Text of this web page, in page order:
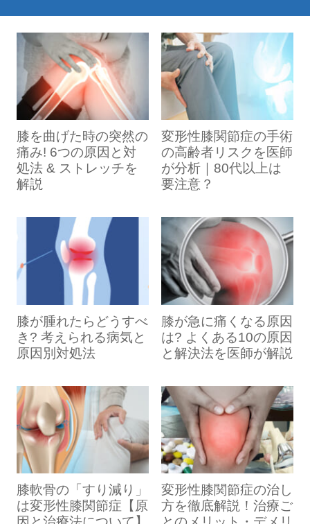
私たちの身体は、受精卵というたった一つ
の細胞を起源にします。
この受精卵が細胞分裂を繰り返すことで、
さまざまな臓器や組織が形作られていくわ
けですが、このプロセスを「分化」と言い
ます。
人の細胞）を体細胞と言います。
一方、幹細胞は、複数の組織や臓器になる
可能性を秘めた未分化な細胞（いわば細胞
の赤ちゃん）です。
現在の再生医療で行われているのは、この
幹細胞や体細胞を治療箇所に移植する「細
再生や傷病の根本原因の解消を促します。
再生医療では、細胞から細胞への働きかけ
が、治療を促進させるということなので
す。
MRIひざ即日診断はこちら
症例数が少ないので、現時点で予測できて
いないリスクがある可能性は否定できませ
ん。
こうした点を注視しながら、長期的な安全
性についても確認していきたいと考えてい
ます。
当グループがこれまでに行った45,600症例
以上の実績では、これまでのところ治療後
が、引き続き安全確保には細心の注意を払
い、新たなリスクが見つかった場合は速や
かにご報告させていただきます。
メリット デメリット
善しなかった症状に対
しても効果が期待でき
る
保険がきかないため、
治療費が高額
手術を希望しない方に
とっての選択肢となり
得る
新しい治療方法のため
長期的な治療データが
乏しい
自家軟骨移植術は2013年から保険が適用さ
れるようになりましたが、入院と手術を要
することから他の治療法に比べて負担は大
きくなります。
当院では PRP療法と培養幹細胞治療を扱い
ますが、より高い効果を期待する場合は両
者の併用をお勧めすることもあります。
自家軟骨移
植術
PRP治療
培養幹細胞
治療
当院での
取り扱い
なし あり あり
自身の軟
骨細胞を
に手術で
移植す
る。
含まれる
成長因子
を抽出・
て患部に
注射投与
する。
に含まれ
る幹細胞
を抽出・
患部に注
射投与す
る。
入院
要（約1
ヵ月）
不要 不要
筋（お尻の筋肉）のトレーニングをするこ
とで痛みの緩和が期待できるだけでなく、
筋力によって関節にかかる負担をカバーす
ることが可能です。
膝の負担を軽減する筋力強化とストレッチ
が有効
バスタオルを丸めて、太ももの下に置き
ます（膝が伸び切らない方はふくらはぎ
の下に置いてください）。
つま先を天井に立てて、タオルを潰すよ
うにタオルを潰すようにひざを伸ばしま
す（この状態で5〜10秒キープします）。
2の動きを連続で5〜10回、1日３セット
を目標に行います（トレーニング時は太
もも前面の内側に力が入るよう意識して
ください）。
お尻の筋力トレーニング
の方に対しては、治療をお断りすることが
あります。最終的な判断は医師の診察によ
りますが、その点のみご承知おきくださ
い。
＜当院の適応外となりうる合併症＞
悪性腫瘍
（この他にも医師の判断で治療をお断りす
ることがあります。）
膝を曲げた時の突然の
痛み! 6つの原因と対
処法 & ストレッチを
解説
変形性膝関節症の手術
の高齢者リスクを医師
が分析｜80代以上は
要注意？
膝が腫れたらどうすべ
き? 考えられる病気と
原因別対処法
膝が急に痛くなる原因
は? よくある10の原因
と解決法を医師が解説
膝軟骨の「すり減り」
は変形性膝関節症【原
変形性膝関節症の治し
方を徹底解説！治療ご